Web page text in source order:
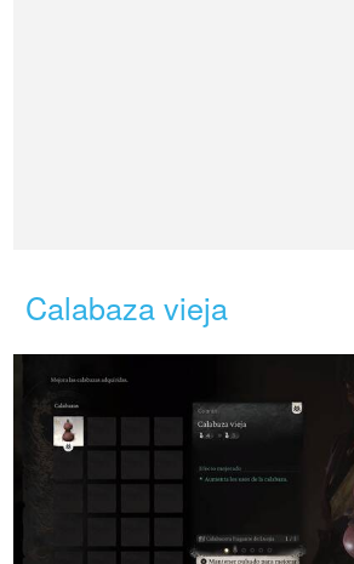
Calabaza vieja